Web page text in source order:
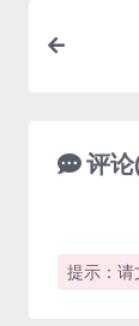
评
提示：